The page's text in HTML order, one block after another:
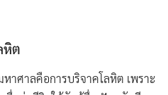
หิต
าศาลคือการบริจาคโลหิต เพราะ